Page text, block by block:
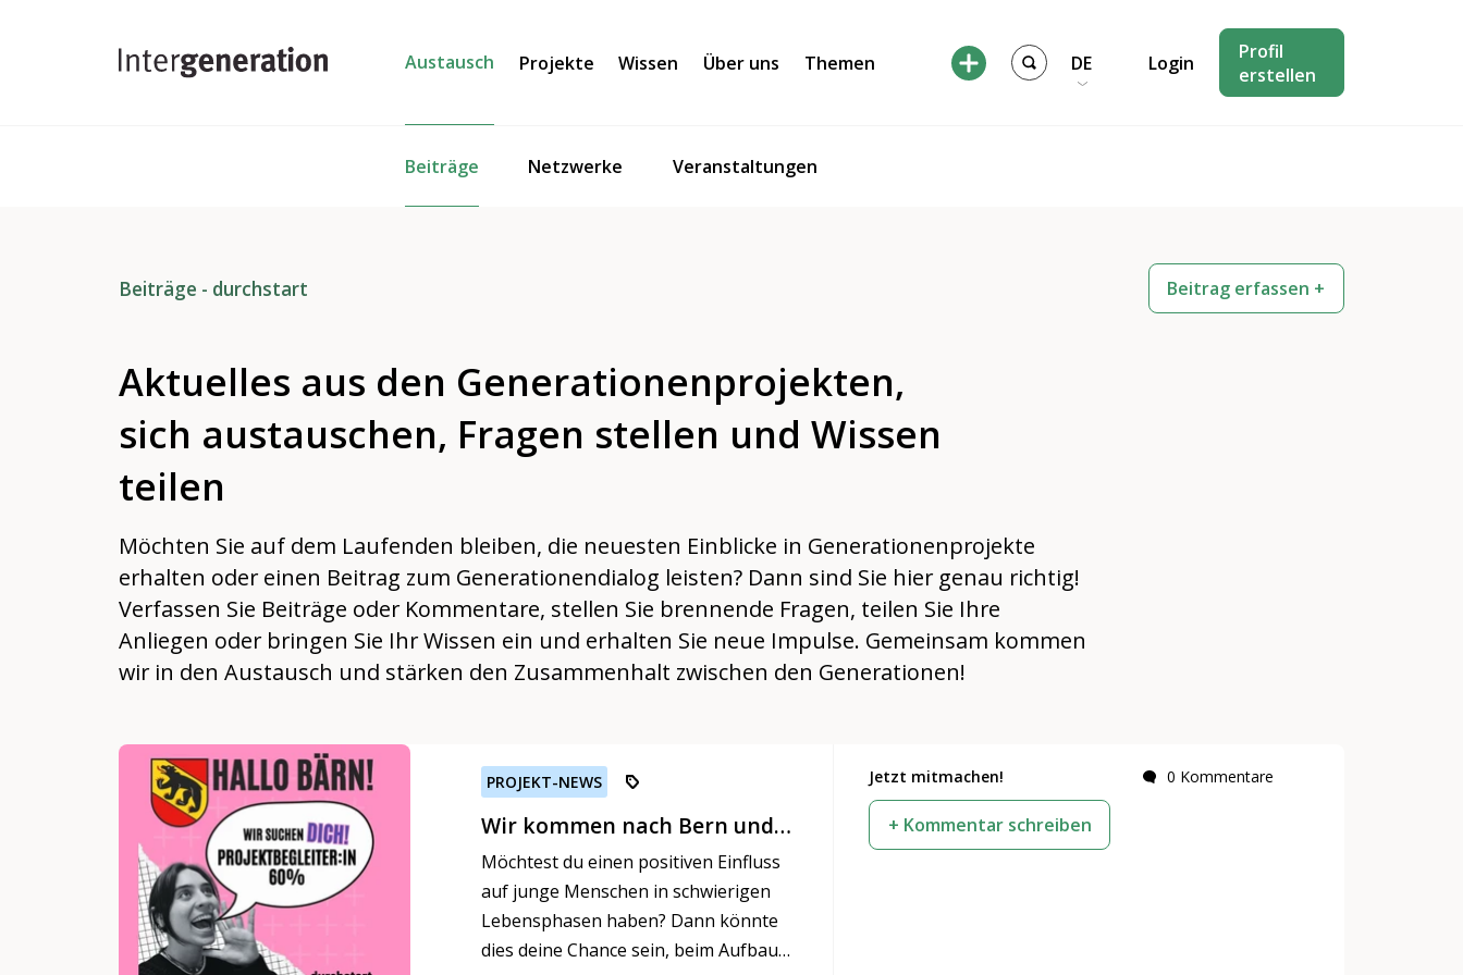
Austausch
Beiträge Netzwerke Veranstaltungen
Projekte Wissen Über uns Themen DE Login
Profil
erstellen
Beiträge - durchstart Beitrag erfassen +
Aktuelles aus den Generationenprojekten,
sich austauschen, Fragen stellen und Wissen
teilen
Möchten Sie auf dem Laufenden bleiben, die neuesten Einblicke in Generationenprojekte
erhalten oder einen Beitrag zum Generationendialog leisten? Dann sind Sie hier genau richtig!
Verfassen Sie Beiträge oder Kommentare, stellen Sie brennende Fragen, teilen Sie Ihre
Anliegen oder bringen Sie Ihr Wissen ein und erhalten Sie neue Impulse. Gemeinsam kommen
wir in den Austausch und stärken den Zusammenhalt zwischen den Generationen!
PROJEKT-NEWS
Wir kommen nach Bern und
suchen dich!
Möchtest du einen positiven Einfluss
auf junge Menschen in schwierigen
Lebensphasen haben? Dann könnte
dies deine Chance sein, beim Aufbau
Jetzt mitmachen! 0 Kommentare
+ Kommentar schreiben